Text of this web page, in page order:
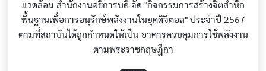
แวดล้อม สำนักงานอธิการบดี จัด "กิจกรรมการสร้างจิตสำนึก
พื้นฐานเพื่อการอนุรักษ์พลังงานในยุคดิจิตอล" ประจำปี 2567
ตามที่สถาบันได้ถูกกำหนดให้เป็น อาคารควบคุมการใช้พลังงาน
ตามพระราชกฤษฎีกา